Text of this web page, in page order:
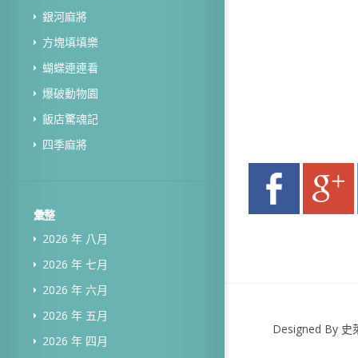
銀河麻將
方塊填填樂
蝴蝶連連看
爆破動物園
飯店驚魂記
四季麻將
彙整
2026 年 八月
2026 年 七月
2026 年 六月
2026 年 五月
2026 年 四月
Designed By 史